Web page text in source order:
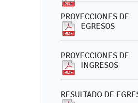
PROYECCIONES DE
EGRESOS
PROYECCIONES DE
INGRESOS
RESULTADO DE